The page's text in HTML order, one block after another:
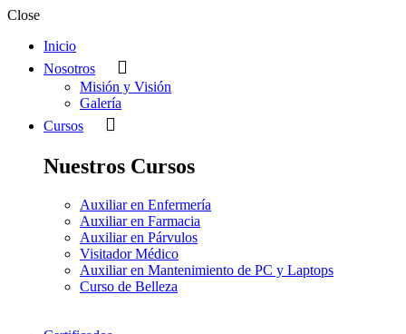
Close
Inicio
Nosotros
Misión y Visión
Galería
Cursos
Nuestros Cursos
Auxiliar en Enfermería
Auxiliar en Farmacia
Auxiliar en Párvulos
Visitador Médico
Auxiliar en Mantenimiento de PC y Laptops
Curso de Belleza